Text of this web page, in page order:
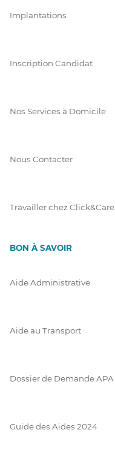
Implantations
Inscription Candidat
Nos Services à Domicile
Nous Contacter
Travailler chez Click&Care
BON À SAVOIR
Aide Administrative
Aide au Transport
Dossier de Demande APA
Guide des Aides 2024